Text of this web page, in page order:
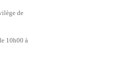
de
10h00 à